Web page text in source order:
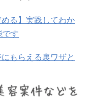
める】実践してわか
です
もらえる裏ワザと